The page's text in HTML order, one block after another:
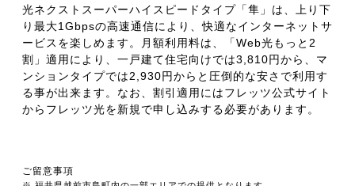
光ネクストスーパーハイスピードタイプ「隼」は、上り下
り最大1Gbpsの高速通信により、快適なインターネットサ
ービスを楽しめます。月額利用料は、「Web光もっと2
割」適用により、一戸建て住宅向けでは3,810円から、マ
ンションタイプでは2,930円からと圧倒的な安さで利用す
る事が出来ます。なお、割引適用にはフレッツ公式サイト
からフレッツ光を新規で申し込みする必要があります。
ご留意事項